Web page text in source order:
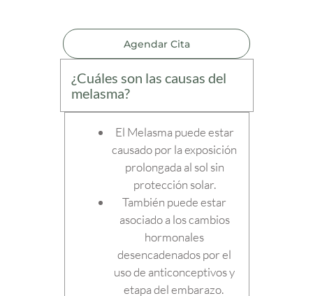
Agendar Cita
¿Cuáles son las causas del
melasma?
El Melasma puede estar
causado por la exposición
prolongada al sol sin
protección solar.
También puede estar
asociado a los cambios
hormonales
desencadenados por el
uso de anticonceptivos y
etapa del embarazo.